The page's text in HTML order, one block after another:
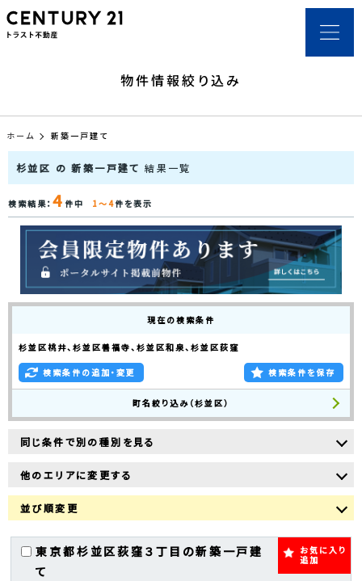
物件情報絞り込み
ホーム 新築一戸建て
杉並区 の 新築一戸建て結果一覧
検索結果： 4 件中 1～4件を表示
現在の検索条件
杉並区桃井、杉並区善福寺、杉並区和泉、杉並区荻窪
検索条件の追加・変更 検索条件を保存
町名絞り込み（杉並区）
同じ条件で別の種別を見る
他のエリアに変更する
並び順変更
東京都杉並区荻窪３丁目の新築一戸建
て
お気に入り
追加